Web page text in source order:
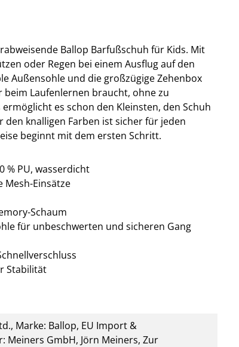
Ballop Barfußschuh für Kids. Mit
oder Regen bei einem Ausflug auf den
Außensohle und die großzügige Zehenbox
beim Laufenlernen braucht, ohne zu
es schon den Kleinsten, den Schuh
knalligen Farben ist sicher für jeden
beginnt mit dem ersten Schritt.
% PU, wasserdicht
Mesh-Einsätze
Schaum
für unbeschwerten und sicheren Gang
Stabilität
Marke: Ballop, EU Import &
Meiners GmbH, Jörn Meiners, Zur